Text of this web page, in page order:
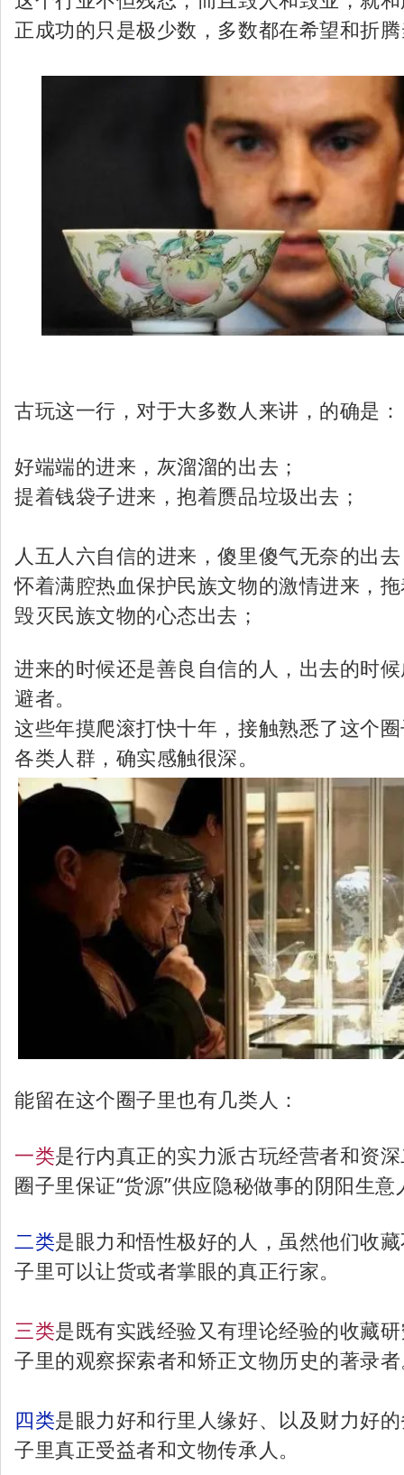
正成功的只是极少数，多数都在希望和折
古玩这一行，对于大多数人来讲，的确是：
好端端的进来，灰溜溜的出去；
提着钱袋子进来，抱着赝品垃圾出去；
人五人六自信的进来，傻里傻气无奈的出
怀着满腔热血保护民族文物的激情进来，
毁灭民族文物的心态出去；
进来的时候还是善良自信的人，出去的时
避者。
这些年摸爬滚打快十年，接触熟悉了这个
各类人群，确实感触很深。
能留在这个圈子里也有几类人：
一类是行内真正的实力派古玩经营者和资
圈子里保证“货源”供应隐秘做事的阴阳生意
二类是眼力和悟性极好的人，虽然他们收
子里可以让货或者掌眼的真正行家。
三类是既有实践经验又有理论经验的收藏
子里的观察探索者和矫正文物历史的著录
四类是眼力好和行里人缘好、以及财力好
子里真正受益者和文物传承人。